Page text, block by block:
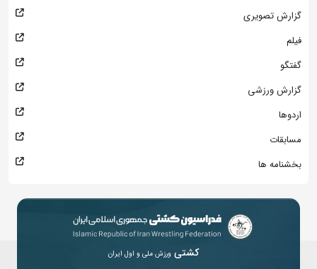
گزارش تصویری
فیلم
گفتگو
گزارش ورزشی
اردوها
مسابقات
بخشنامه ها
کشتی ورزش ملی و اول ایران